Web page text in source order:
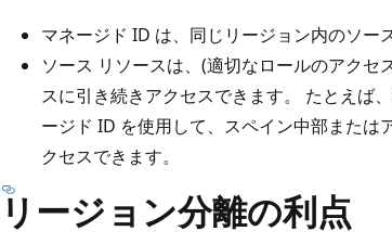
マネージド ID は、同じリージョン内のソー
ソース リソースは、(適切なロールのアク
スに引き続きアクセスできます。 たとえば
ージド ID を使用して、スペイン中部または
クセスできます。
リージョン分離の利点